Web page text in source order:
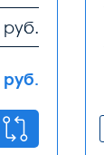
руб.
руб.